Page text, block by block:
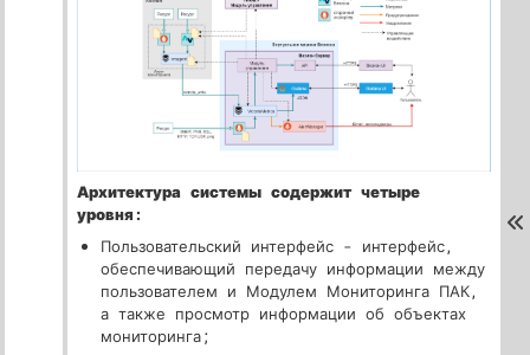
Архитектура системы содержит четыре
уровня:
Пользовательский интерфейс - интерфейс,
обеспечивающий передачу информации между
пользователем и Модулем Мониторинга ПАК,
а также просмотр информации об объектах
мониторинга;